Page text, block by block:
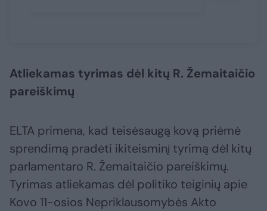
Atliekamas tyrimas dėl kitų R. Žemaitaičio
pareiškimų
ELTA primena, kad teisėsaugą kovą priėmė
sprendimą pradėti ikiteisminį tyrimą dėl kitų
parlamentaro R. Žemaitaičio pareiškimų.
Tyrimas atliekamas dėl politiko teiginių apie
Kovo 11-osios Nepriklausomybės Akto